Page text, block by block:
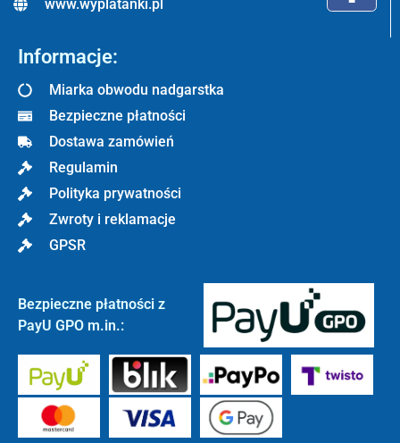
www.wyplatanki.pl
Informacje:
Miarka obwodu nadgarstka
Bezpieczne płatności
Dostawa zamówień
Regulamin
Polityka prywatności
Zwroty i reklamacje
GPSR
Bezpieczne płatności z
PayU GPO m.in.: